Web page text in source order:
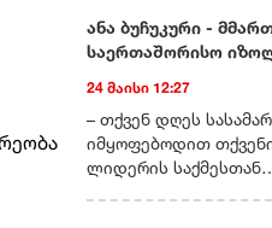
ანა ბუჩუკური -
საერთაშორისო
24 მაისი 12:27
– თქვენ დღეს
იმყოფებოდით
ლიდერის საქმესთან